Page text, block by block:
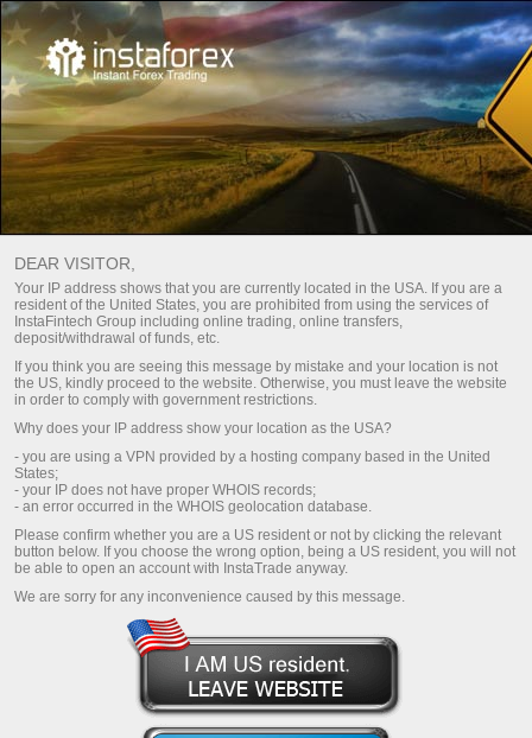
For Traders
Forex Analytics أخبار مصورة
PHOTOS OF RECENT EVENTS
قم بإيداع
مرشح الزمن
مرشح الكلمات
التوقيت العالمي المنسق
DEAR VISITOR,
Your IP address shows that you are currently located in the USA. If you are a
resident of the United States, you are prohibited from using the services of
InstaFintech Group including online trading, online transfers,
deposit/withdrawal of funds, etc.
If you think you are seeing this message by mistake and your location is not
the US, kindly proceed to the website. Otherwise, you must leave the website
in order to comply with government restrictions.
Why does your IP address show your location as the USA?
- you are using a VPN provided by a hosting company based in the United
States;
- your IP does not have proper WHOIS records;
- an error occurred in the WHOIS geolocation database.
Please confirm whether you are a US resident or not by clicking the relevant
button below. If you choose the wrong option, being a US resident, you will not
be able to open an account with InstaTrade anyway.
We are sorry for any inconvenience caused by this message.